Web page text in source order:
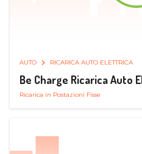
AUTO RICARICA AUTO ELETTRICA
Be Charge Ricarica Auto
Ricarica in Postazioni Fisse